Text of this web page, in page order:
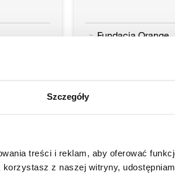
Szczegóły
treści i reklam, aby oferować
z naszej witryny,
Fundacja Orange